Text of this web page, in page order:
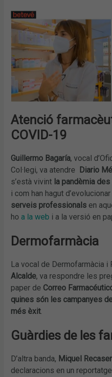
Atenció
COVID-19
Guillermo Bagaría, vocal
Col·legi, va atendre
Diario
s’està vivint la pandèmia
i com han hagut d’evolucionar
serveis professionals en
hoa la web i a la versió en
Dermofarmàcia
La vocal de Dermofarmàcia i
Alcalde, va respondre les
paper de Correo
quines són les campanyes
més èxit.
Guàrdies de les
D’altra banda, Miquel
declaracions en un